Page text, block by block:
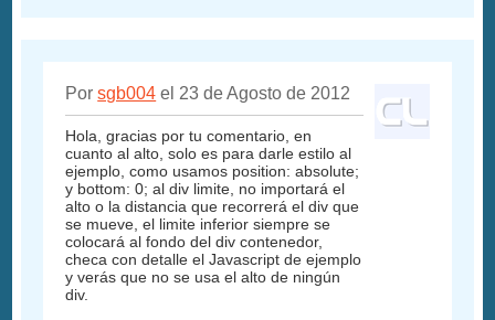
Porsgb004 el 23 de Agosto de 2012
Hola, gracias por tu comentario, en
cuanto al alto, solo es para darle estilo al
ejemplo, como usamos position: absolute;
y bottom: 0; al div limite, no importará el
alto o la distancia que recorrerá el div que
se mueve, el limite inferior siempre se
colocará al fondo del div contenedor,
checa con detalle el Javascript de ejemplo
y verás que no se usa el alto de ningún
div.